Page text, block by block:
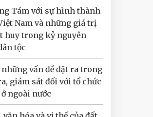
Tám với sự hình thành
Nam và những giá trị
huy trong kỷ nguyên
tộc
vấn đề đặt ra trong
giám sát đối với tổ chức
ngoài nước